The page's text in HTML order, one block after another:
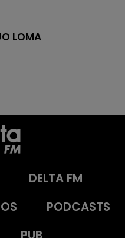
LOMA
DELTA FM
PODCASTS